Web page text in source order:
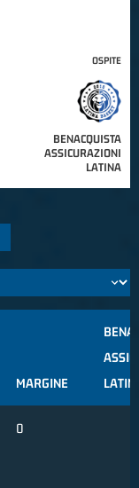
OSPITE
BENACQUISTA
ASSICURAZIONI
LATINA
MARGINE
0